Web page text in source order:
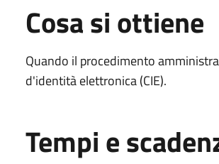
Cosa si ottiene
Quando il procedimento
d'identità elettronica (CIE).
Tempi e